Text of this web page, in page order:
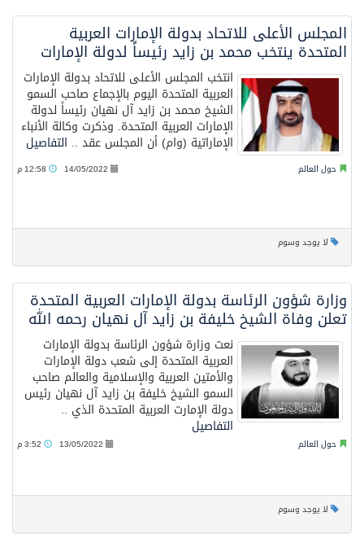
المجلس الأعلى للاتحاد بدولة الإمارات العربية
المتحدة ينتخب محمد بن زايد رئيساً لدولة الإمارات
انتخب المجلس الأعلى للاتحاد بدولة الإمارات
العربية المتحدة اليوم بالإجماع صاحب السمو
الشيخ محمد بن زايد آل نهيان رئيساً لدولة
الإمارات العربية المتحدة. وذكرت وكالة الأنباء
الإماراتية (وام) أن المجلس عقد .. التفاصيل
حول العالم 14/05/2022
لا يوجد وسوم
وزارة شؤون الرئاسة بدولة الإمارات العربية المتحدة
تعلن وفاة الشيخ خليفة بن زايد آل نهيان رحمه الله
نعت وزارة شؤون الرئاسة بدولة الإمارات
العربية المتحدة إلى شعب دولة الإمارات
والأمتين العربية والإسلامية والعالم صاحب
السمو الشيخ خليفة بن زايد آل نهيان رئيس
دولة الإمارت العربية المتحدة الذي ..
التفاصيل
حول العالم 13/05/2022
لا يوجد وسوم